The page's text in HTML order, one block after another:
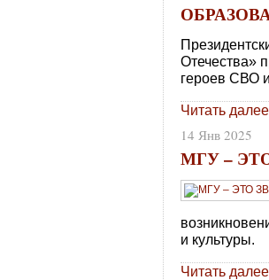
Отечества»
героев СВО
Читать далее
14 Янв 2025
МГУ –
и культуры.
Читать далее